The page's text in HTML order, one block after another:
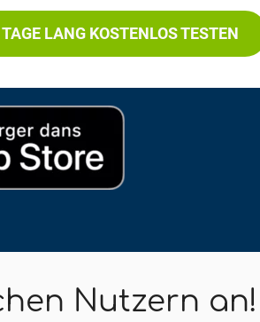
LANG KOSTENLOS TESTEN
Nutzern an!